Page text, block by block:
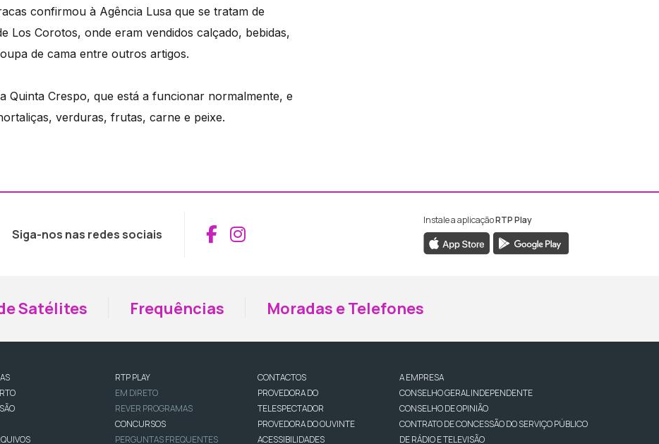
confirmou à Agência Lusa que se tratam de
Los Corotos, onde eram vendidos calçado, bebidas,
de cama entre outros artigos.
Quinta Crespo, que está a funcionar normalmente, e
verduras, frutas, carne e peixe.
Siga-nos nas redes sociais Aceder ao Facebook da RTP Madeira
Aceder ao Instagram da RTP Madeira
Instale a aplicaçãoRTP Play
Satélites Frequências Moradas e Telefones
RTP PLAY
EM DIRETO
REVER PROGRAMAS
CONCURSOS
PERGUNTAS FREQUENTES
CONTACTOS
PROVEDORA DO
TELESPECTADOR
PROVEDORA DO OUVINTE
ACESSIBILIDADES
A EMPRESA
CONSELHO GERAL INDEPENDENTE
CONSELHO DE OPINIÃO
CONTRATO DE CONCESSÃO DO SERVIÇO PÚBLICO
DE RÁDIO E TELEVISÃO